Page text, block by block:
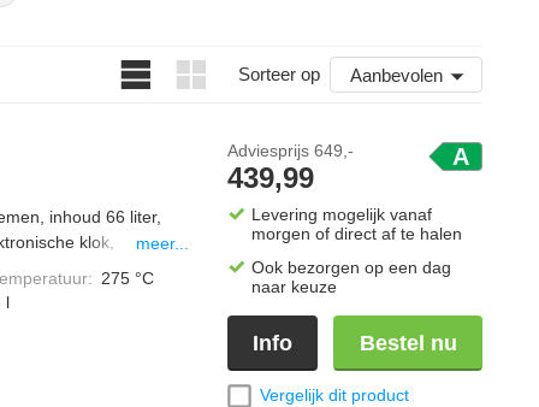
Sorteer op Aanbevolen
inhoud 66 liter,
klok,
meer...
: 275 °C
l
A
Adviesprijs 649,-
439,99
Levering mogelijk vanaf
morgen of direct af te halen
Ook bezorgen op een dag
naar keuze
Info Bestel nu
Vergelijk dit product